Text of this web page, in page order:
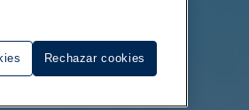
Rechazar cookies